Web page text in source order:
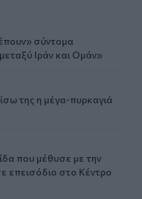
σύντομα
Ιράν και Ομάν»
της η μέγα-πυρκαγιά
που μέθυσε με την
επεισόδιο στο Κέντρο